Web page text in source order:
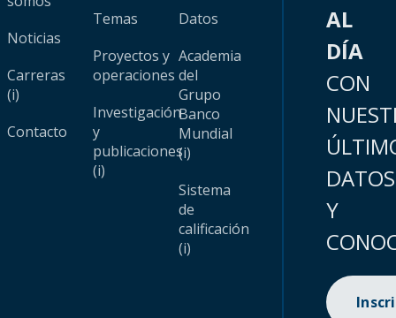
Noticias
Carreras
(i)
Contacto
Temas
Proyectos y
operaciones
Investigación
y
publicaciones
(i)
Datos
Academia
del
Grupo
Banco
Mundial
(i)
Sistema
de
calificación
(i)
AL
DÍA
CON
DATOS
Y